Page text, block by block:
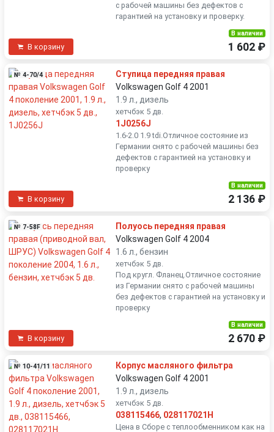
с рабочей машины без дефектов с
гарантией на установку и проверку.
В корзину
В наличии
1 602 ₽
№ 4-70/4
Ступица передняя правая
Volkswagen Golf 4 2001
1.9 л., дизель
хетчбэк 5 дв.
1J0256J
1.6-2.0 1.9 tdi.Отличное состояние из
Германии снято с рабочей машины без
дефектов с гарантией на установку и
проверку
В корзину
В наличии
2 136 ₽
№ 7-58F
Полуось передняя правая
Volkswagen Golf 4 2004
1.6 л., бензин
хетчбэк 5 дв.
Под кругл. Фланец.Отличное состояние
из Германии снято с рабочей машины
без дефектов с гарантией на установку и
проверку
В корзину
В наличии
2 670 ₽
№ 10-41/11
Корпус масляного фильтра
Volkswagen Golf 4 2001
1.9 л., дизель
хетчбэк 5 дв.
038115466, 028117021H
Цена в Сборе с теплообменником как на